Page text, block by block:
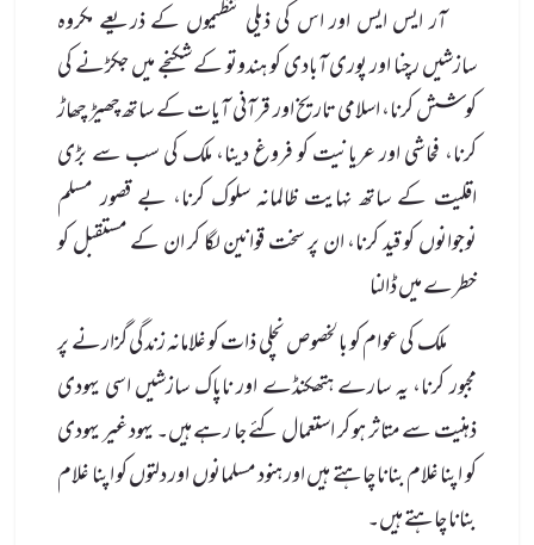
آر ایس ایس اور اس کی ذیلی تنظیموں کے ذریعے مکروہ
سازشیں رچنا اور پوری آبادی کو ہندوتو کے شکنجے میں جکڑنے کی
کوشش کرنا، اسلامی تاریخ اور قرآنی آیات کے ساتھ چھیڑ چھاڑ
کرنا، فحاشی اور عریانیت کو فروغ دینا، ملک کی سب سے بڑی
اقلیت کے ساتھ نہایت ظالمانہ سلوک کرنا، بے قصور مسلم
نوجوانوں کو قید کرنا، ان پر سخت قوانین لگا کر ان کے مستقبل کو
خطرے میں ڈالنا
ملک کی عوام کو بالخصوص نچلی ذات کو غلامانہ زندگی گزارنے پر
مجبور کرنا، یہ سارے ہتھکنڈے اور ناپاک سازشیں اسی یہودی
ذہنیت سے متاثر ہو کر استعمال کئے جا رہے ہیں۔ یہود غیر یہودی
کو اپنا غلام بنانا چاہتے ہیں اور ہنود مسلمانوں اور دلتوں کو اپنا غلام
بنانا چاہتے ہیں۔